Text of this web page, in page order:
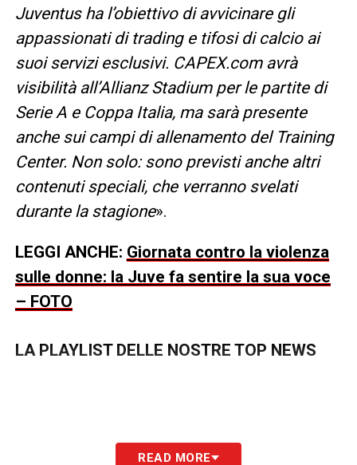
Juventus ha l’obiettivo di avvicinare gli
appassionati di trading e tifosi di calcio ai
suoi servizi esclusivi. CAPEX.com avrà
visibilità all’Allianz Stadium per le partite di
Serie A e Coppa Italia, ma sarà presente
anche sui campi di allenamento del Training
Center. Non solo: sono previsti anche altri
contenuti speciali, che verranno svelati
durante la stagione».
LEGGI ANCHE: Giornata contro la violenza
sulle donne: la Juve fa sentire la sua voce
– FOTO
LA PLAYLIST DELLE NOSTRE TOP NEWS
READ MORE